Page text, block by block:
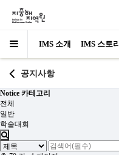
IMS 소개 IMS 스토리
공지사항
Notice 카테고리
전체
일반
학술대회